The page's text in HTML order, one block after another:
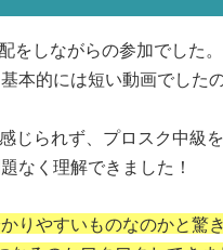
をしながらの参加でした。
本的には短い動画でした
じられず、プロスク中級
なく理解できました！
りやすいものなのかと驚